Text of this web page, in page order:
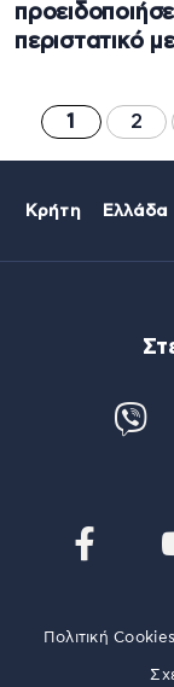
περιστατικό
1 2
Κρήτη Ελλάδα
Πολιτική Cookies